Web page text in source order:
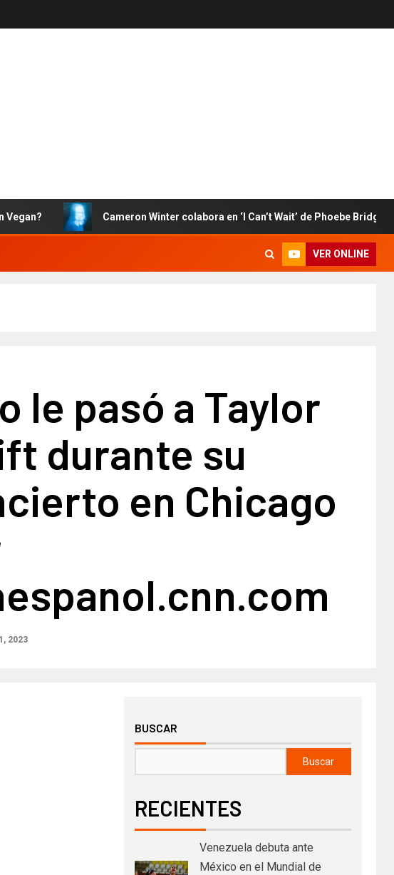
Cameron Winter colabora en ‘I Can’t Wait’ de Phoebe Bridgers
VER ONLINE
le pasó a Taylor
durante su
en Chicago
2023
BUSCAR
Buscar
RECIENTES
Venezuela debuta ante
México en el Mundial de